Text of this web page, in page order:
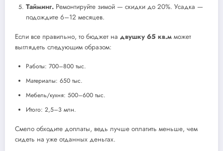
Тайминг. Ремонтируйте зимой — скидки до 20%. Усадка —
подождите 6–12 месяцев.
Если все правильно, то бюджет на двушку 65 кв.м может
выглядеть следующим образом:
Работы: 700–800 тыс.
Материалы: 650 тыс.
Мебель/кухня: 500–600 тыс.
Итого: 2,5–3 млн.
Смело обходите доплаты, ведь лучше оплатить меньше, чем
сидеть на уже отданных деньгах.